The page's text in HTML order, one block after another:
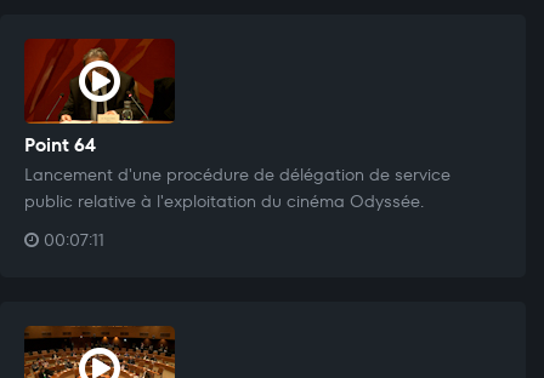
Point 64
Lancement d'une procédure de délégation de service
public relative à l'exploitation du cinéma Odyssée.
00:07:11